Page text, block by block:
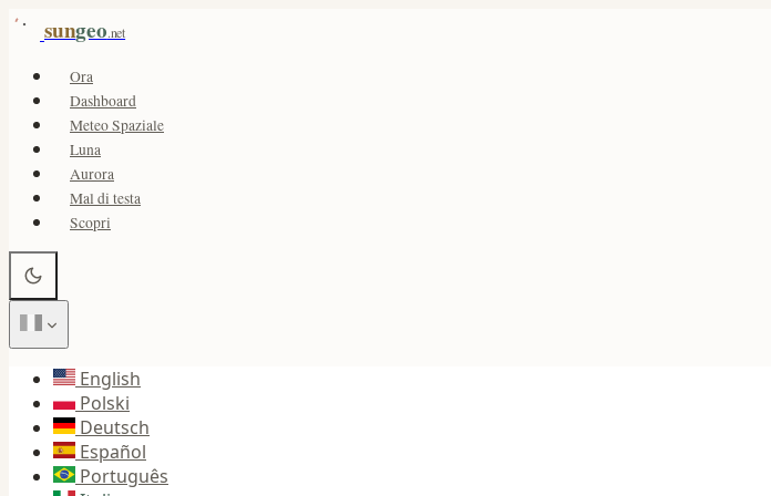
sungeo.net
Ora
Dashboard
Meteo Spaziale
Luna
Aurora
Mal di testa
Scopri
English
Polski
Deutsch
Español
Português